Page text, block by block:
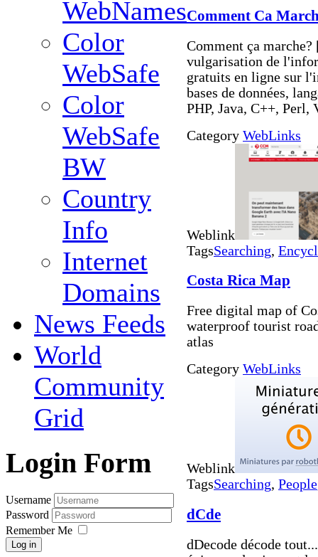
WebNames
Color
WebSafe
Color
WebSafe
BW
Country
Info
Internet
Domains
News Feeds
World
Community
Grid
Login Form
Username
Password
Remember Me
Log in
Comment Ca
Comment ça
vulgarisation de
gratuits en ligne sur
bases de données,
PHP, Java, C++,
Category WebLinks
Weblink
TagsSearching,
Costa Rica Map
Free digital map of
waterproof tourist
atlas
Category WebLinks
Weblink
TagsSearching, People
dCde
dDecode décode